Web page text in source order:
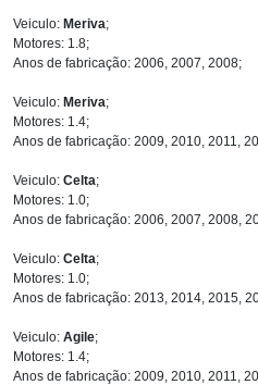
Veiculo: Meriva;
Motores: 1.8;
Anos de fabricação: 2006, 2007, 2008;
Veiculo: Meriva;
Motores: 1.4;
Anos de fabricação: 2009, 2010, 2011,
Veiculo: Celta;
Motores: 1.0;
Anos de fabricação: 2006, 2007, 2008,
Veiculo: Celta;
Motores: 1.0;
Anos de fabricação: 2013, 2014, 2015,
Veiculo: Agile;
Motores: 1.4;
Anos de fabricação: 2009, 2010, 2011,